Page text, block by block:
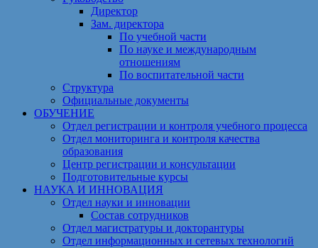
Директор
Зам. директора
По учебной части
По науке и международным
отношениям
По воспитательной части
Структура
Официальные документы
ОБУЧЕНИЕ
Отдел регистрации и контроля учебного процесса
Отдел мониторинга и контроля качества
образования
Центр регистрации и консультации
Подготовительные курсы
НАУКА И ИННОВАЦИЯ
Отдел науки и инновации
Состав сотрудников
Отдел магистратуры и докторантуры
Отдел информационных и сетевых технологий